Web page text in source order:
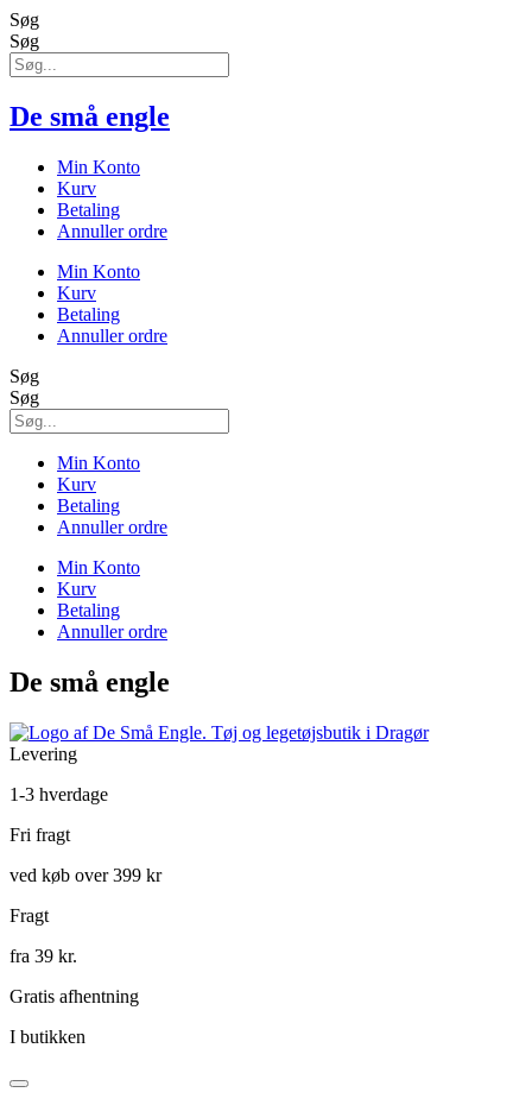
Søg
Søg
De små engle
Min Konto
Kurv
Betaling
Annuller ordre
Min Konto
Kurv
Betaling
Annuller ordre
Søg
Søg
Min Konto
Kurv
Betaling
Annuller ordre
Min Konto
Kurv
Betaling
Annuller ordre
De små engle
Levering
1-3 hverdage
Fri fragt
ved køb over 399 kr
Fragt
fra 39 kr.
Gratis afhentning
I butikken